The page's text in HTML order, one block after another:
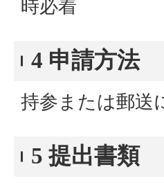
時必着
4 申請方法
持参または郵送
5 提出書類